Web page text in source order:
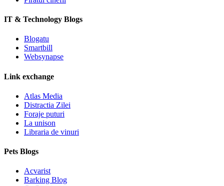
IT & Technology Blogs
Blogatu
Smartbill
Websynapse
Link exchange
Atlas Media
Distractia Zilei
Foraje puturi
La unison
Libraria de vinuri
Pets Blogs
Acvarist
Barking Blog